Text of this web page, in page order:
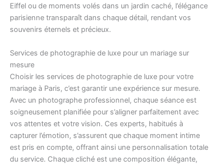
Eiffel ou de moments volés dans un jardin caché, l’élégance
parisienne transparaît dans chaque détail, rendant vos
souvenirs éternels et précieux.
Services de photographie de luxe pour un mariage sur
mesure
Choisir les services de photographie de luxe pour votre
mariage à Paris, c’est garantir une expérience sur mesure.
Avec un photographe professionnel, chaque séance est
soigneusement planifiée pour s’aligner parfaitement avec
vos attentes et votre vision. Ces experts, habitués à
capturer l’émotion, s’assurent que chaque moment intime
est pris en compte, offrant ainsi une personnalisation totale
du service. Chaque cliché est une composition élégante,